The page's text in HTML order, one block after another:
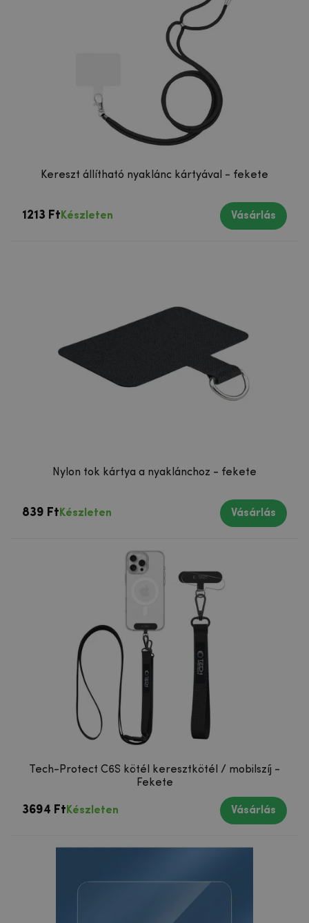
Kereszt állítható nyaklánc kártyával - fekete
1213 Ft Készleten Vásárlás
Nylon tok kártya a nyaklánchoz - fekete
839 Ft Készleten Vásárlás
Tech-Protect C6S kötél keresztkötél / mobilszíj -
Fekete
3694 Ft Készleten Vásárlás